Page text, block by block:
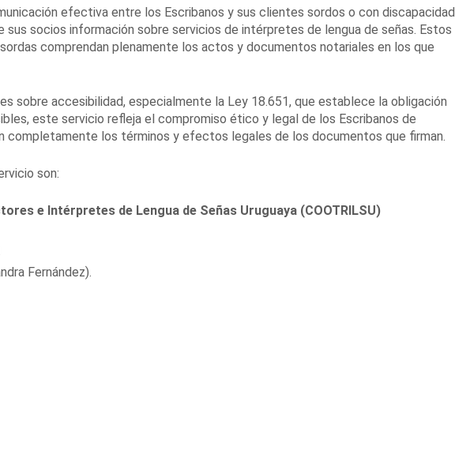
efectiva entre los Escribanos y sus clientes sordos o con discapacidad
sus socios información sobre servicios de intérpretes de lengua de señas. Estos
comprendan plenamente los actos y documentos notariales en los que
sobre accesibilidad, especialmente la Ley 18.651, que establece la obligación
este servicio refleja el compromiso ético y legal de los Escribanos de
completamente los términos y efectos legales de los documentos que firman.
son:
e Intérpretes de Lengua de Señas Uruguaya (COOTRILSU)
Fernández).